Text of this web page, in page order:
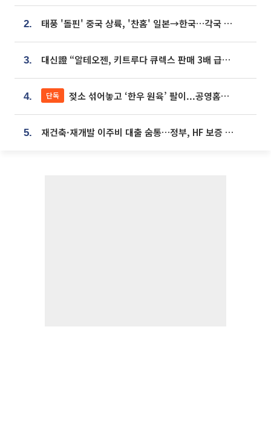
2. 태풍 '돌핀' 중국 상륙, '찬홈' 일본→한국…각국 기상청 예상 경로는?
3. 대신證 “알테오젠, 키트루다 큐렉스 판매 3배 급증…목표가 41만원 상향”
4. 단독 젖소 섞어놓고 ‘한우 원육’ 팔이...공영홈쇼핑 표기·검증 구멍
5. 재건축·재개발 이주비 대출 숨통…정부, HF 보증 신설 추진